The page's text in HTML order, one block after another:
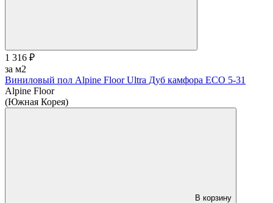
1 316 ₽
за м2
Виниловый пол Alpine Floor Ultra Дуб камфора ЕСО 5-31
Alpine Floor
(Южная Корея)
В корзину